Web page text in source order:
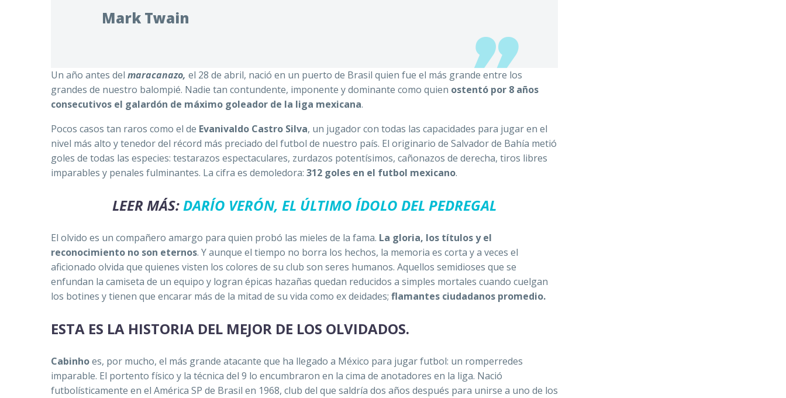
Mark Twain
Un año antes del maracanazo, el 28 de abril, nació en un puerto de Brasil quien fue el más grande entre los
grandes de nuestro balompié. Nadie tan contundente, imponente y dominante como quien ostentó por 8 años
consecutivos el galardón de máximo goleador de la liga mexicana.
Pocos casos tan raros como el de Evanivaldo Castro Silva, un jugador con todas las capacidades para jugar en el
nivel más alto y tenedor del récord más preciado del futbol de nuestro país. El originario de Salvador de Bahía metió
goles de todas las especies: testarazos espectaculares, zurdazos potentísimos, cañonazos de derecha, tiros libres
imparables y penales fulminantes. La cifra es demoledora: 312 goles en el futbol mexicano.
LEER MÁS:DARÍO VERÓN, EL ÚLTIMO ÍDOLO DEL PEDREGAL
El olvido es un compañero amargo para quien probó las mieles de la fama. La gloria, los títulos y el
reconocimiento no son eternos. Y aunque el tiempo no borra los hechos, la memoria es corta y a veces el
aficionado olvida que quienes visten los colores de su club son seres humanos. Aquellos semidioses que se
enfundan la camiseta de un equipo y logran épicas hazañas quedan reducidos a simples mortales cuando cuelgan
los botines y tienen que encarar más de la mitad de su vida como ex deidades; flamantes ciudadanos promedio.
ESTA ES LA HISTORIA DEL MEJOR DE LOS OLVIDADOS.
Cabinhoes, por mucho, el más grande atacante que ha llegado a México para jugar futbol: un romperredes
imparable. El portento físico y la técnica del 9 lo encumbraron en la cima de anotadores en la liga. Nació
futbolísticamente en el América SP de Brasil en 1968, club del que saldría dos años después para unirse a uno de los